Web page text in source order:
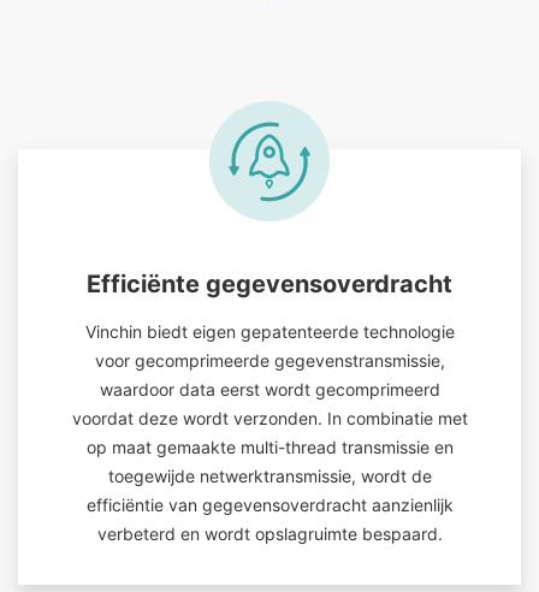
Efficiënte gegevensoverdracht
Vinchin biedt eigen gepatenteerde technologie
voor gecomprimeerde gegevenstransmissie,
waardoor data eerst wordt gecomprimeerd
voordat deze wordt verzonden. In combinatie met
op maat gemaakte multi-thread transmissie en
toegewijde netwerktransmissie, wordt de
efficiëntie van gegevensoverdracht aanzienlijk
verbeterd en wordt opslagruimte bespaard.